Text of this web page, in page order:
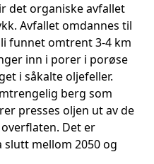
det organiske avfallet
Avfallet omdannes til
funnet omtrent 3-4 km
inn i porer i porøse
i såkalte oljefeller.
berg som
presses oljen ut av de
Det er
mellom 2050 og